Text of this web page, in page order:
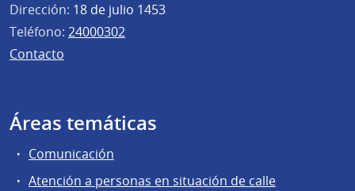
Dirección: 18 de julio 1453
Teléfono: 24000302
Contacto
Áreas temáticas
Comunicación
Atención a personas en situación de calle